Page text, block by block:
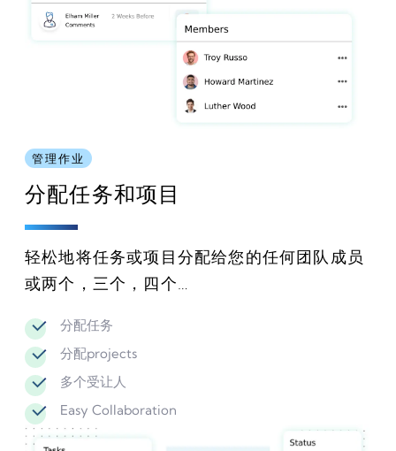
管理作业
分配任务和项目
轻松地将任务或项目分配给您的任何团队成员
或两个，三个，四个…
分配任务
分配projects
多个受让人
Easy Collaboration